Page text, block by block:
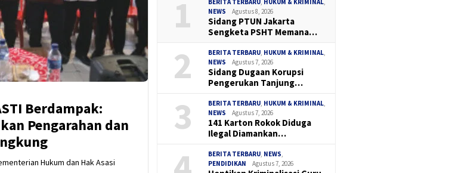
Berdampak:
Pengarahan dan
Hukum dan Hak Asasi
1
NEWS
Agustus 8, 2026
Sidang PTUN Jakarta
Sengketa PSHT Memana…
2 BERITA TERBARU HUKUM & KRIMINAL
NEWS
Agustus 7, 2026
Sidang Dugaan Korupsi
Pengerukan Tanjung…
3 BERITA TERBARU HUKUM & KRIMINAL
NEWS
Agustus 7, 2026
141 Karton Rokok Diduga
Ilegal Diamankan…
BERITA TERBARU NEWS
PENDIDIKAN
Agustus 7, 2026